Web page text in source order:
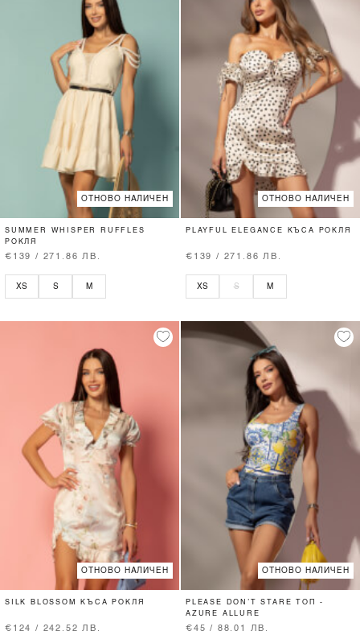
ОТНОВО НАЛИЧЕН
SUMMER WHISPER RUFFLES
РОКЛЯ
€139 / 271.86 ЛВ.
XS S M
ОТНОВО НАЛИЧЕН
PLAYFUL ELEGANCE КЪСА РОКЛЯ
€139 / 271.86 ЛВ.
XS S M
ОТНОВО НАЛИЧЕН
SILK BLOSSOM КЪСА РОКЛЯ
€124 / 242.52 ЛВ.
ОТНОВО НАЛИЧЕН
PLEASE DON’T STARE ТОП -
AZURE ALLURE
€45 / 88.01 ЛВ.